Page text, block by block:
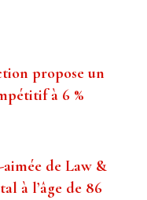
propose un
à 6 %
de Law &
à l’âge de 86